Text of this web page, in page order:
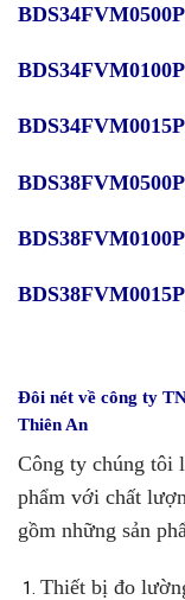
Đôi nét về công ty
Thiên An
Công ty chúng tôi
phẩm với chất
gồm những sản
Thiết bị đo